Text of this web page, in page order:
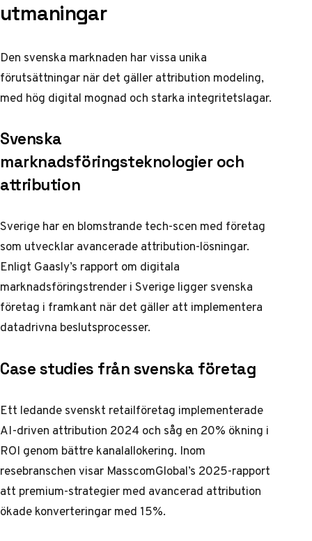
utmaningar
Den svenska marknaden har vissa unika
förutsättningar när det gäller attribution modeling,
med hög digital mognad och starka integritetslagar.
Svenska
marknadsföringsteknologier och
attribution
Sverige har en blomstrande tech-scen med företag
som utvecklar avancerade attribution-lösningar.
Enligt Gaasly’s rapport om digitala
marknadsföringstrender i Sverigeligger svenska
företag i framkant när det gäller att implementera
datadrivna beslutsprocesser.
Case studies från svenska företag
Ett ledande svenskt retailföretag implementerade
AI-driven attribution 2024 och såg en 20% ökning i
ROI genom bättre kanalallokering. Inom
resebranschen visar MasscomGlobal’s 2025-rapport
att premium-strategier med avancerad attribution
ökade konverteringar med 15%.